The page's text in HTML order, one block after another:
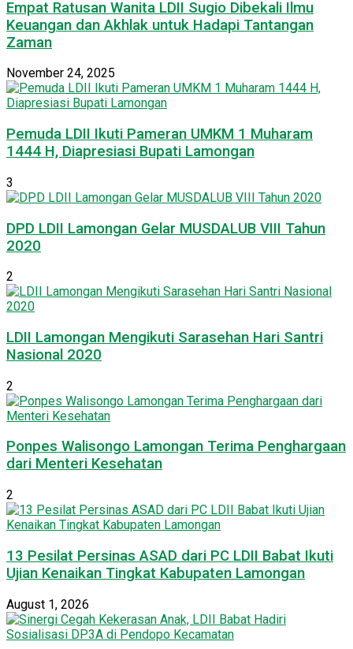
Empat Ratusan Wanita LDII Sugio Dibekali Ilmu
Keuangan dan Akhlak untuk Hadapi Tantangan
Zaman
November 24, 2025
Pemuda LDII Ikuti Pameran UMKM 1 Muharam
1444 H, Diapresiasi Bupati Lamongan
3
DPD LDII Lamongan Gelar MUSDALUB VIII Tahun
2020
2
LDII Lamongan Mengikuti Sarasehan Hari Santri
Nasional 2020
2
Ponpes Walisongo Lamongan Terima Penghargaan
dari Menteri Kesehatan
2
13 Pesilat Persinas ASAD dari PC LDII Babat Ikuti
Ujian Kenaikan Tingkat Kabupaten Lamongan
August 1, 2026